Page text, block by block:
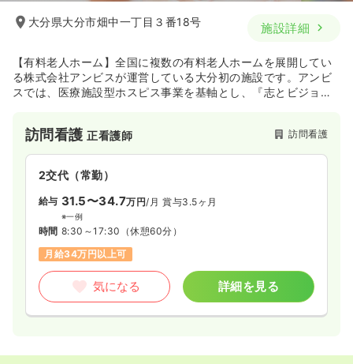
大分県大分市畑中一丁目３番18号 施設詳細
【有料老人ホーム】全国に複数の有料老人ホームを展開してい
る株式会社アンビスが運営している大分初の施設です。アンビ
スでは、医療施設型ホスピス事業を基軸とし、『志とビジョン
護士による訪問ケア対応が可能な『医療特化型施設』となって
います。医療依存度が高い方に向けた新しいお住まいの提案を
しています。
訪問看護正看護師 訪問看護
2交代（常勤）
給与 31.5〜34.7万円/月 賞与3.5ヶ月
※一例
時間 8:30～17:30 （休憩60分）
月給34万円以上可
気になる 詳細を見る